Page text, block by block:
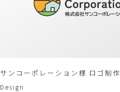
サンコーポレーション様 ロゴ制作
Design